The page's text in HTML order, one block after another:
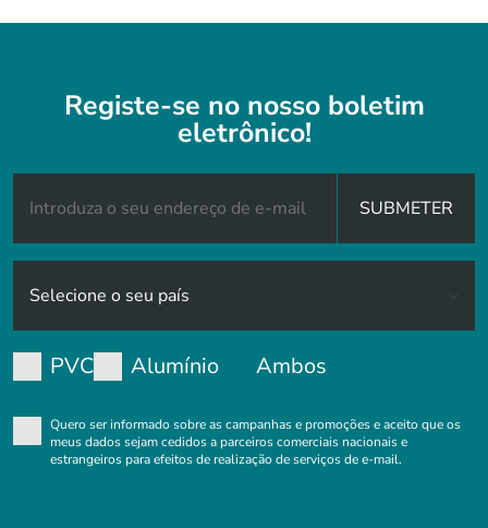
Registe-se no nosso boletim
eletrônico!
SUBMETER
PVC Alumínio Ambos
Quero ser informado sobre as campanhas e promoções e aceito que os
meus dados sejam cedidos a parceiros comerciais nacionais e
estrangeiros para efeitos de realização de serviços de e-mail.